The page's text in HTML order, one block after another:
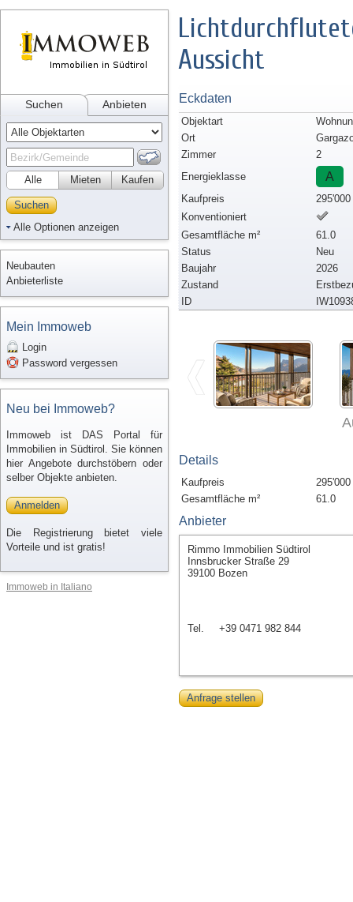
Suchen Anbieten
Alle Kaufen
Mieten
Suchen
Alle Optionen anzeigen
Neubauten
Anbieterliste
Mein Immoweb
Login
Password vergessen
Neu bei Immoweb?
Immoweb ist DAS Portal für
Immobilien in Südtirol. Sie können
hier Angebote durchstöbern oder
selber Objekte anbieten.
Anmelden
Die Registrierung bietet viele
Vorteile und ist gratis!
Immoweb in Italiano
Aussicht
Eckdaten
Objektart
Ort
Zimmer
2
Energieklasse
A
Kaufpreis
295'000
Konventioniert
Gesamtfläche m²
61.0
Status
Neu
Baujahr
2026
Zustand
ID
Details
Kaufpreis
295'000
Gesamtfläche m²
61.0
Anbieter
Rimmo Immobilien Südtirol
Innsbrucker Straße 29
39100 Bozen
Tel. +39 0471 982 844
Anfrage stellen